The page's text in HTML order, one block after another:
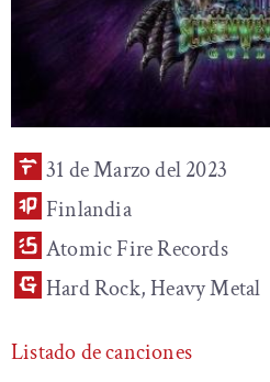
31 de Marzo del 2023
Finlandia
Atomic Fire Records
Hard Rock, Heavy Metal
Listado de canciones